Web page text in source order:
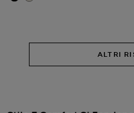
ALTRI